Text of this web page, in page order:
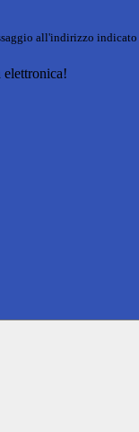
all'indirizzo
elettronica!